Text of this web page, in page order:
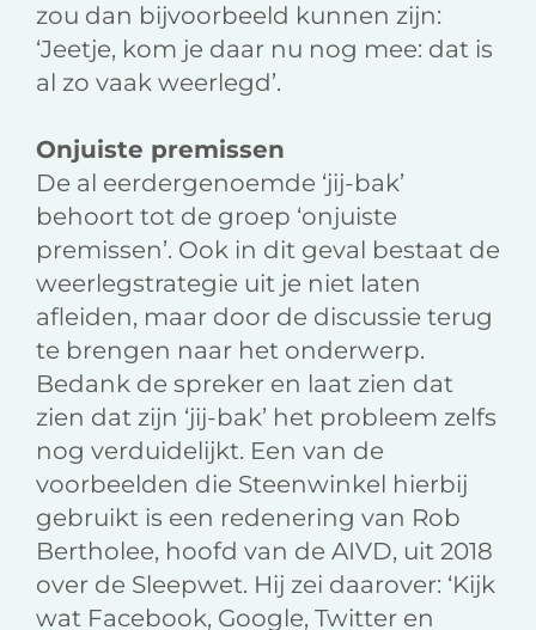
zou dan bijvoorbeeld kunnen zijn:
‘Jeetje, kom je daar nu nog mee: dat is
al zo vaak weerlegd’.
Onjuiste premissen
De al eerdergenoemde ‘jij-bak’
behoort tot de groep ‘onjuiste
premissen’. Ook in dit geval bestaat de
weerlegstrategie uit je niet laten
afleiden, maar door de discussie terug
te brengen naar het onderwerp.
Bedank de spreker en laat zien dat
zien dat zijn ‘jij-bak’ het probleem zelfs
nog verduidelijkt. Een van de
voorbeelden die Steenwinkel hierbij
gebruikt is een redenering van Rob
Bertholee, hoofd van de AIVD, uit 2018
over de Sleepwet. Hij zei daarover: ‘Kijk
wat Facebook, Google, Twitter en